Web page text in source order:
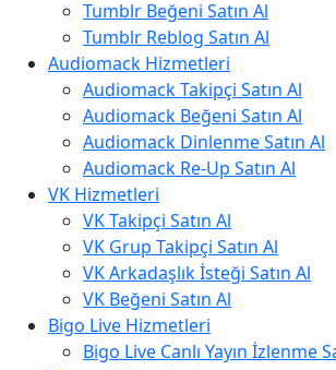
Tumblr Beğeni Satın Al
Tumblr Reblog Satın Al
Audiomack Hizmetleri
Audiomack Takipçi Satın Al
Audiomack Beğeni Satın Al
Audiomack Dinlenme Satın Al
Audiomack Re-Up Satın Al
VK Hizmetleri
VK Takipçi Satın Al
VK Grup Takipçi Satın Al
VK Arkadaşlık İsteği Satın Al
VK Beğeni Satın Al
Bigo Live Hizmetleri
Bigo Live Canlı Yayın İzlenme